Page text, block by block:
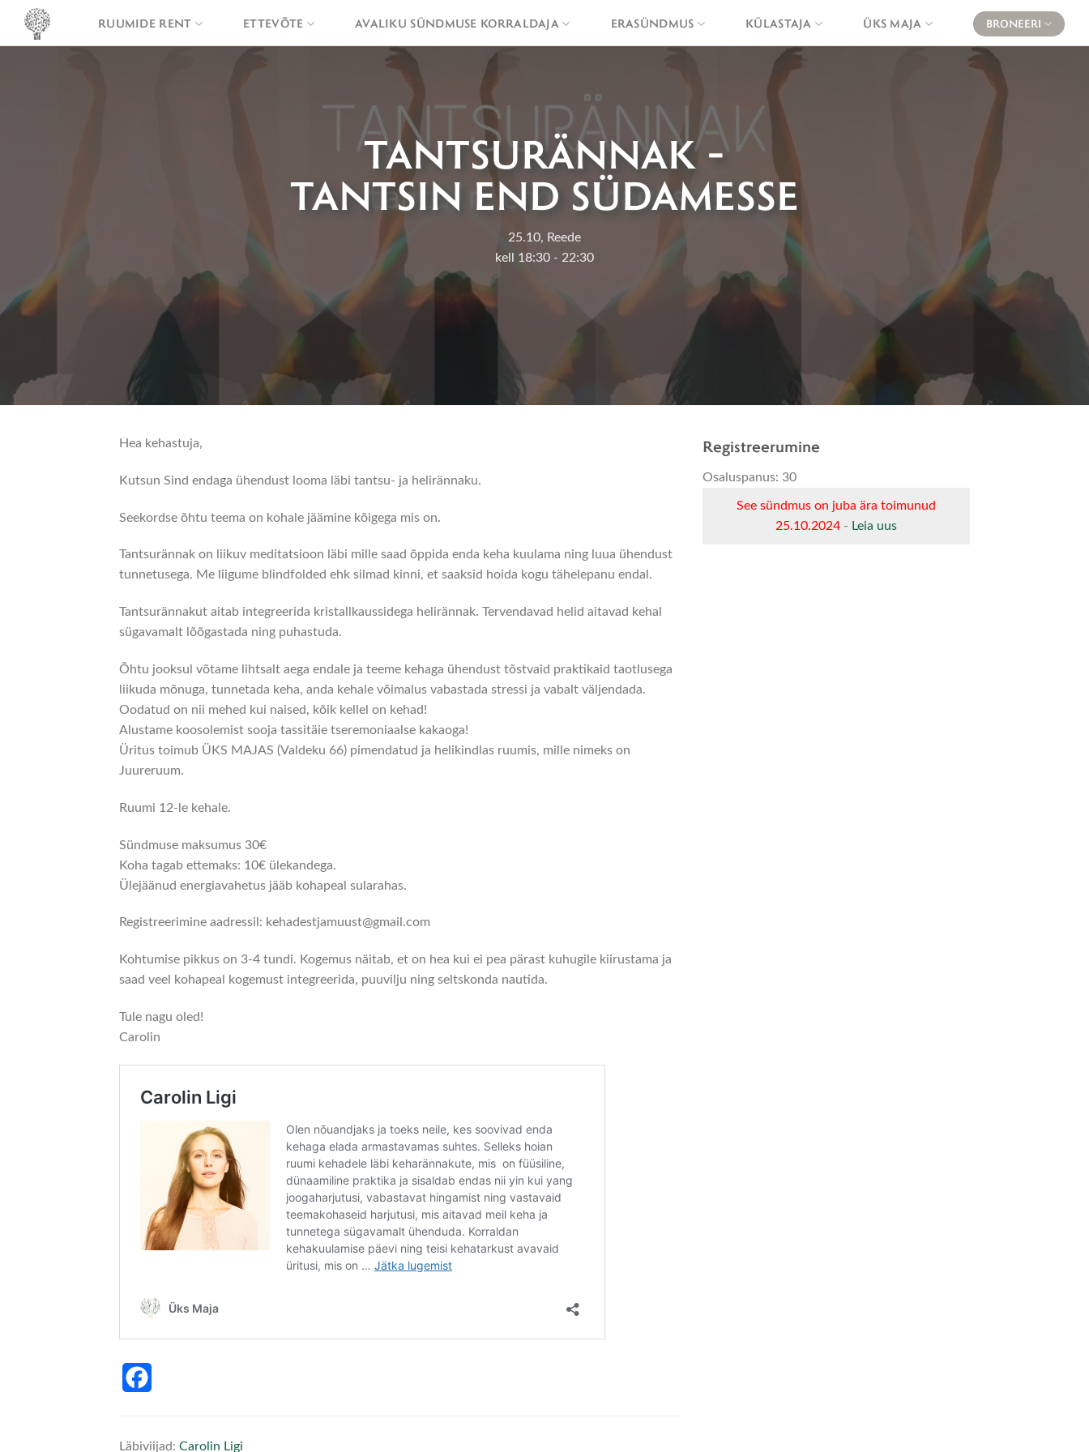
content
RUUMIDE RENT ETTEVÕTE AVALIKU SÜNDMUSE KORRALDAJA ERASÜNDMUS KÜLASTAJA ÜKS MAJA BRONEERI
TANTSURÄNNAK –
TANTSIN END SÜDAMESSE
25.10, Reede
kell 18:30 - 22:30
Hea kehastuja,
Kutsun Sind endaga ühendust looma läbi tantsu- ja helirännaku.
Seekordse õhtu teema on kohale jäämine kõigega mis on.
Tantsurännak on liikuv meditatsioon läbi mille saad õppida enda keha kuulama ning luua ühendust
tunnetusega. Me liigume blindfolded ehk silmad kinni, et saaksid hoida kogu tähelepanu endal.
Tantsurännakut aitab integreerida kristallkaussidega helirännak. Tervendavad helid aitavad kehal
sügavamalt lõõgastada ning puhastuda.
Õhtu jooksul võtame lihtsalt aega endale ja teeme kehaga ühendust tõstvaid praktikaid taotlusega
liikuda mõnuga, tunnetada keha, anda kehale võimalus vabastada stressi ja vabalt väljendada.
Oodatud on nii mehed kui naised, kõik kellel on kehad!
Alustame koosolemist sooja tassitäie tseremoniaalse kakaoga!
Üritus toimub ÜKS MAJAS (Valdeku 66) pimendatud ja helikindlas ruumis, mille nimeks on
Juureruum.
Ruumi 12-le kehale.
Sündmuse maksumus 30€
Koha tagab ettemaks: 10€ ülekandega.
Ülejäänud energiavahetus jääb kohapeal sularahas.
Registreerimine aadressil: kehadestjamuust@gmail.com
Kohtumise pikkus on 3-4 tundi. Kogemus näitab, et on hea kui ei pea pärast kuhugile kiirustama ja
saad veel kohapeal kogemust integreerida, puuvilju ning seltskonda nautida.
Tule nagu oled!
Carolin
Läbiviijad: Carolin Ligi
Registreerumine
Osaluspanus: 30
See sündmus on juba ära toimunud
25.10.2024 - Leia uus